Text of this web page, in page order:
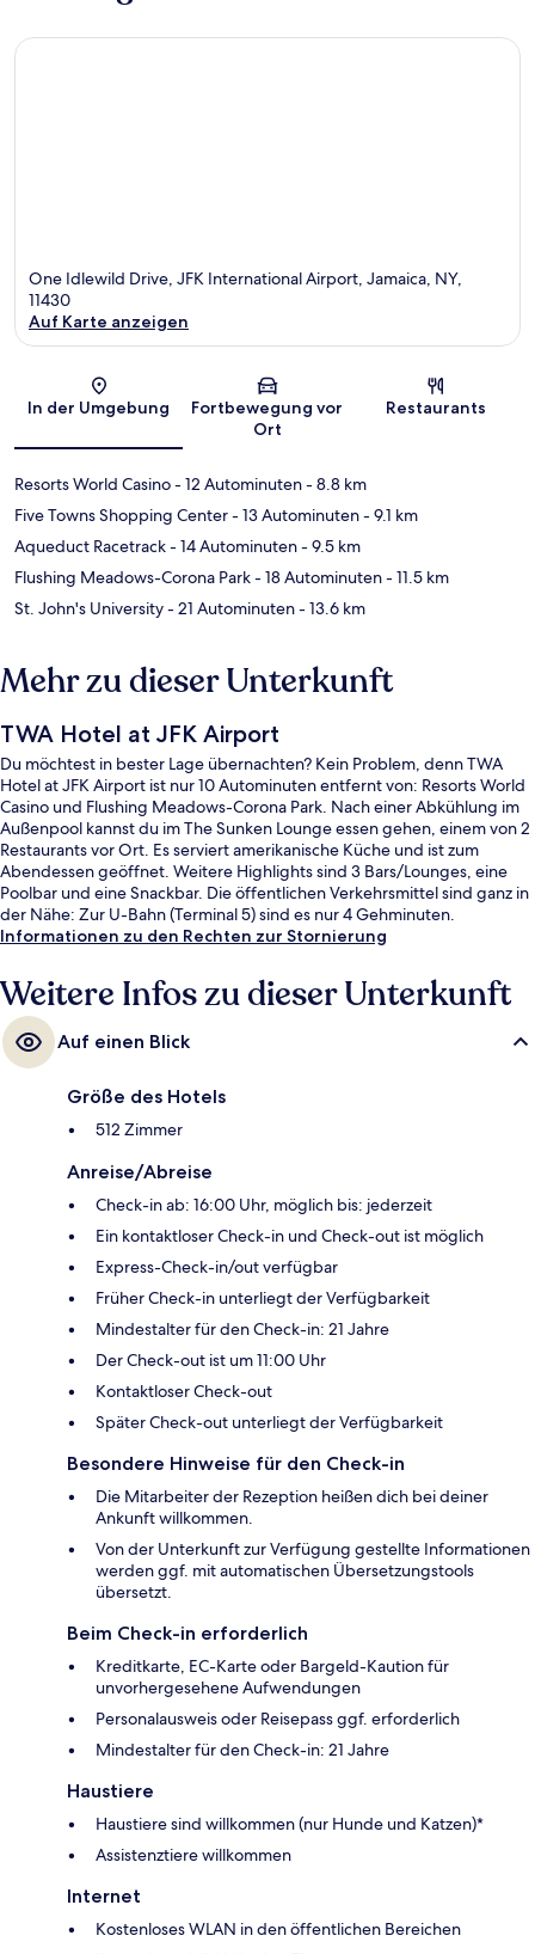
One Idlewild Drive, JFK International Airport, Jamaica, NY,
11430
Auf Karte anzeigen
In der Umgebung
Fortbewegung vor
Ort
Restaurants
Resorts World Casino- 12 Autominuten- 8.8 km
Five Towns Shopping Center- 13 Autominuten- 9.1 km
Aqueduct Racetrack- 14 Autominuten- 9.5 km
Flushing Meadows-Corona Park- 18 Autominuten- 11.5 km
St. John's University- 21 Autominuten- 13.6 km
Mehr zu dieser Unterkunft
TWA Hotel at JFK Airport
Du möchtest in bester Lage übernachten? Kein Problem, denn TWA
Hotel at JFK Airport ist nur 10 Autominuten entfernt von: Resorts World
Casino und Flushing Meadows-Corona Park. Nach einer Abkühlung im
Außenpool kannst du im The Sunken Lounge essen gehen, einem von 2
Restaurants vor Ort. Es serviert amerikanische Küche und ist zum
Abendessen geöffnet. Weitere Highlights sind 3 Bars/Lounges, eine
Poolbar und eine Snackbar. Die öffentlichen Verkehrsmittel sind ganz in
der Nähe: Zur U-Bahn (Terminal 5) sind es nur 4 Gehminuten.
Informationen zu den Rechten zur Stornierung
Weitere Infos zu dieser Unterkunft
Auf einen Blick
Größe des Hotels
512 Zimmer
Anreise/Abreise
Check-in ab: 16:00 Uhr, möglich bis: jederzeit
Ein kontaktloser Check-in und Check-out ist möglich
Express-Check-in/out verfügbar
Früher Check-in unterliegt der Verfügbarkeit
Mindestalter für den Check-in: 21 Jahre
Der Check-out ist um 11:00 Uhr
Kontaktloser Check-out
Später Check-out unterliegt der Verfügbarkeit
Besondere Hinweise für den Check-in
Die Mitarbeiter der Rezeption heißen dich bei deiner
Ankunft willkommen.
Von der Unterkunft zur Verfügung gestellte Informationen
werden ggf. mit automatischen Übersetzungstools
übersetzt.
Beim Check-in erforderlich
Kreditkarte, EC-Karte oder Bargeld-Kaution für
unvorhergesehene Aufwendungen
Personalausweis oder Reisepass ggf. erforderlich
Mindestalter für den Check-in: 21 Jahre
Haustiere
Haustiere sind willkommen (nur Hunde und Katzen)*
Assistenztiere willkommen
Internet
Kostenloses WLAN in den öffentlichen Bereichen